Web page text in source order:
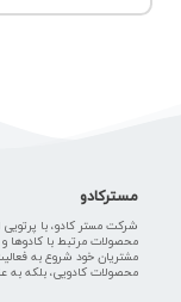
مسترکادو
محصولات مرتبط با کادوها و
مشتریان خود شروع به
محصولات کادویی، بلکه